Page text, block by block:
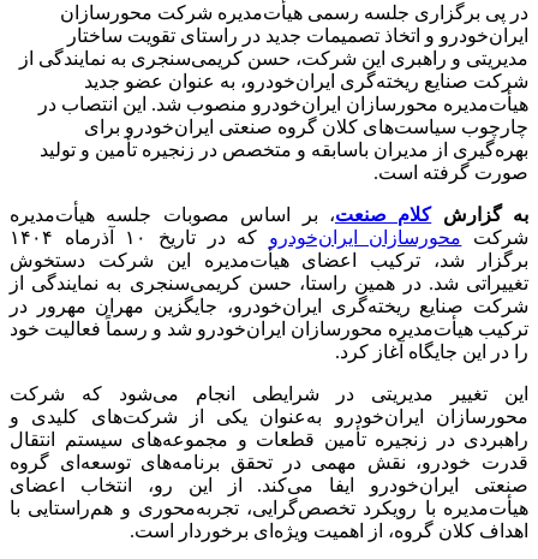
در پی برگزاری جلسه رسمی هیأت‌مدیره شرکت محورسازان
ایران‌خودرو و اتخاذ تصمیمات جدید در راستای تقویت ساختار
مدیریتی و راهبری این شرکت، حسن کریمی‌سنجری به نمایندگی از
شرکت صنایع ریخته‌گری ایران‌خودرو، به عنوان عضو جدید
هیأت‌مدیره محورسازان ایران‌خودرو منصوب شد. این انتصاب در
چارچوب سیاست‌های کلان گروه صنعتی ایران‌خودرو برای
بهره‌گیری از مدیران باسابقه و متخصص در زنجیره تأمین و تولید
صورت گرفته است.
به گزارشکلام صنعت، بر اساس مصوبات جلسه هیأت‌مدیره
شرکت محورسازان ایران‌خودرو
که در تاریخ ۱۰ آذرماه ۱۴۰۴
برگزار شد، ترکیب اعضای هیأت‌مدیره این شرکت دستخوش
تغییراتی شد. در همین راستا، حسن کریمی‌سنجری به نمایندگی از
شرکت صنایع ریخته‌گری ایران‌خودرو، جایگزین مهران مهرور در
ترکیب هیأت‌مدیره محورسازان ایران‌خودرو شد و رسماً فعالیت خود
را در این جایگاه آغاز کرد.
این تغییر مدیریتی در شرایطی انجام می‌شود که شرکت
محورسازان ایران‌خودرو به‌عنوان یکی از شرکت‌های کلیدی و
راهبردی در زنجیره تأمین قطعات و مجموعه‌های سیستم انتقال
قدرت خودرو، نقش مهمی در تحقق برنامه‌های توسعه‌ای گروه
صنعتی ایران‌خودرو ایفا می‌کند. از این رو، انتخاب اعضای
هیأت‌مدیره با رویکرد تخصص‌گرایی، تجربه‌محوری و هم‌راستایی با
اهداف کلان گروه، از اهمیت ویژه‌ای برخوردار است.